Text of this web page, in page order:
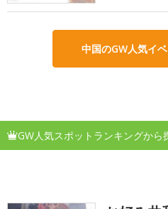
中国のGW人気イ
GW人気スポットランキングから